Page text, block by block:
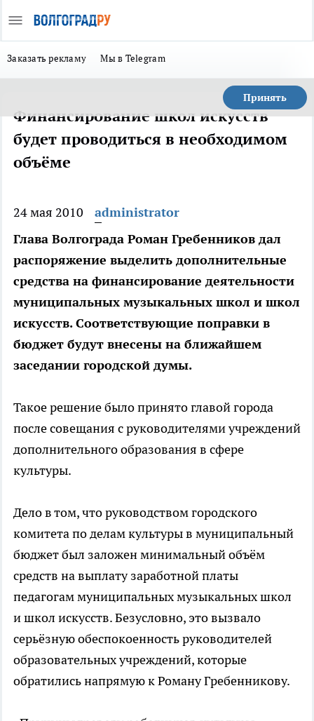
Заказать рекламу Мы в Telegram
Принять
Финансирование школ искусств
будет проводиться в необходимом
объёме
24 мая 2010
administrator
Глава Волгограда Роман Гребенников дал
распоряжение выделить дополнительные
средства на финансирование деятельности
муниципальных музыкальных школ и школ
искусств. Соответствующие поправки в
бюджет будут внесены на ближайшем
заседании городской думы.
Такое решение было принято главой города
после совещания с руководителями учреждений
дополнительного образования в сфере
культуры.
Дело в том, что руководством городского
комитета по делам культуры в муниципальный
бюджет был заложен минимальный объём
средств на выплату заработной платы
педагогам муниципальных музыкальных школ
и школ искусств. Безусловно, это вызвало
серьёзную обеспокоенность руководителей
образовательных учреждений, которые
обратились напрямую к Роману Гребенникову.